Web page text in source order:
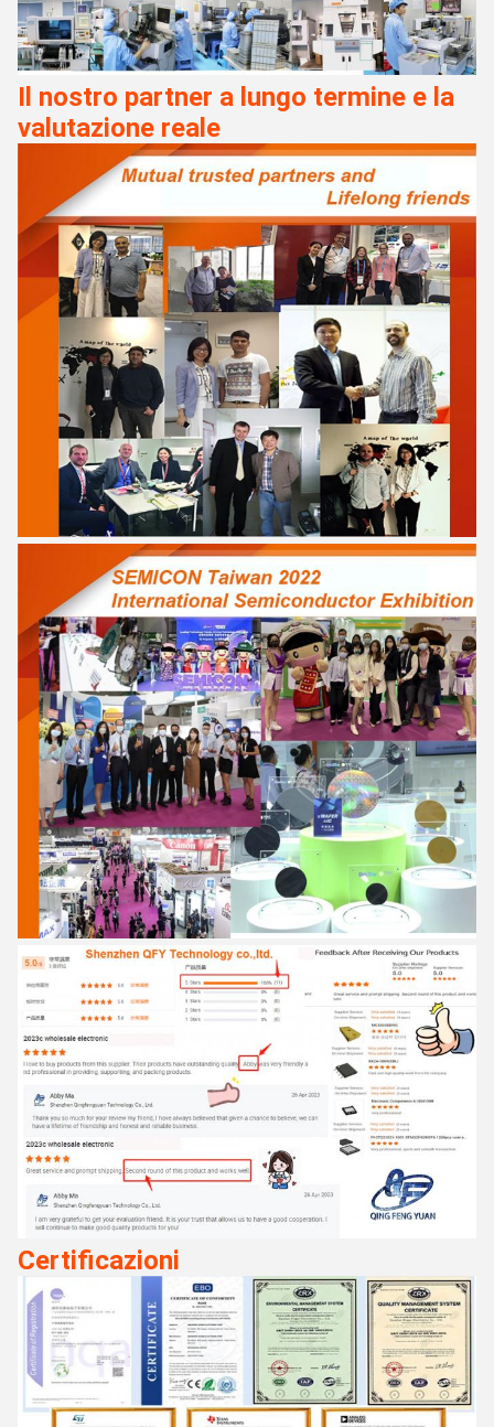
Il nostro partner a lungo termine e la
valutazione reale
Certificazioni